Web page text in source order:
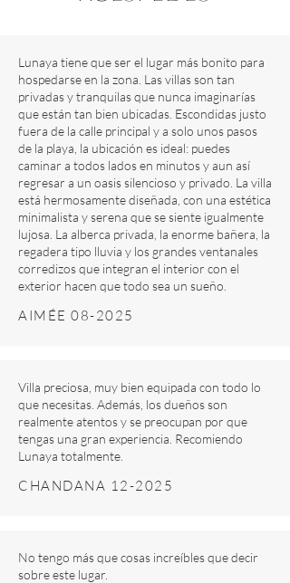
Lunaya tiene que ser el lugar más bonito para
hospedarse en la zona. Las villas son tan
privadas y tranquilas que nunca imaginarías
que están tan bien ubicadas. Escondidas justo
fuera de la calle principal y a solo unos pasos
de la playa, la ubicación es ideal: puedes
caminar a todos lados en minutos y aun así
regresar a un oasis silencioso y privado. La villa
está hermosamente diseñada, con una estética
minimalista y serena que se siente igualmente
lujosa. La alberca privada, la enorme bañera, la
regadera tipo lluvia y los grandes ventanales
corredizos que integran el interior con el
exterior hacen que todo sea un sueño.
AIMÉE 08-2025
Villa preciosa, muy bien equipada con todo lo
que necesitas. Además, los dueños son
realmente atentos y se preocupan por que
tengas una gran experiencia. Recomiendo
Lunaya totalmente.
CHANDANA 12-2025
No tengo más que cosas increíbles que decir
sobre este lugar.